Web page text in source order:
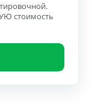
стоимость